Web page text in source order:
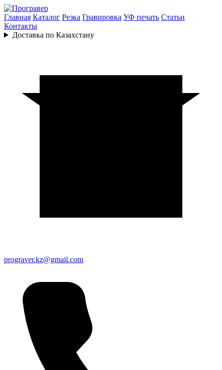
Главная Каталог Резка Гравировка УФ печать Статьи
Контакты
Доставка по Казахстану
prograver.kz@gmail.com